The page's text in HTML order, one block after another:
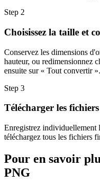
Step 2
Choisissez la taille et
Conservez les dimensions
hauteur, ou redimensionnez
ensuite sur « Tout convertir ».
Step 3
Télécharger les
Enregistrez individuellement
téléchargez tous les fichiers
Pour en savoir
PNG